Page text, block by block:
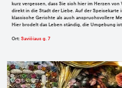
kurz vergessen, dass Sie sich hier im Herzen
direkt in die Stadt der Liebe. Auf der Speisekarte
klassische Gerichte als auch anspruchsvollere
Hier brodelt das Leben ständig, die Umgebung
Ort: Savičiaus g. 7